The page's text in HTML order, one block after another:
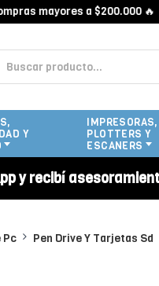
mayores a $200.000 🔥
Y
IMPRESORAS,
PLOTTERS Y
ESCANERS
y recibí
Pc Pen Drive Y Tarjetas Sd